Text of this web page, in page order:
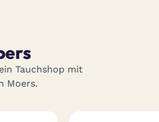
Tauchshop mit
Moers.